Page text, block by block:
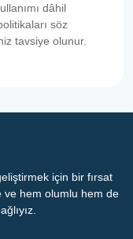
dâhil
söz
tavsiye olunur.
için bir fırsat
ve hem olumlu hem de